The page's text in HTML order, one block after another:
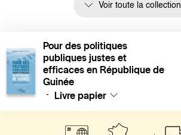
Voir toute la collection
Pour des politiques
publiques justes et
efficaces en République de
Guinée
- Livre papier